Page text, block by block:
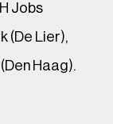
Jobs
(De Lier),
Haag).